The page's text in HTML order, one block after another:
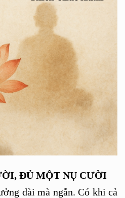
ĐỦ MỘT NỤ CƯỜI
dài mà ngắn. Có khi cả